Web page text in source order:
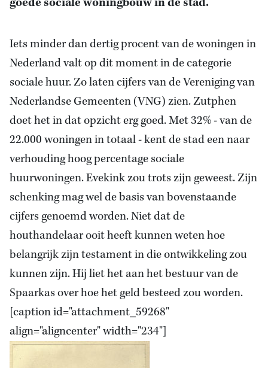
Iets minder dan dertig procent van de woningen in
Nederland valt op dit moment in de categorie
sociale huur. Zo laten cijfers van de Vereniging van
Nederlandse Gemeenten (VNG) zien. Zutphen
doet het in dat opzicht erg goed. Met 32% - van de
22.000 woningen in totaal - kent de stad een naar
verhouding hoog percentage sociale
huurwoningen. Evekink zou trots zijn geweest. Zijn
schenking mag wel de basis van bovenstaande
cijfers genoemd worden. Niet dat de
houthandelaar ooit heeft kunnen weten hoe
belangrijk zijn testament in die ontwikkeling zou
kunnen zijn. Hij liet het aan het bestuur van de
Spaarkas over hoe het geld besteed zou worden.
[caption id="attachment_59268"
align="aligncenter" width="234"]